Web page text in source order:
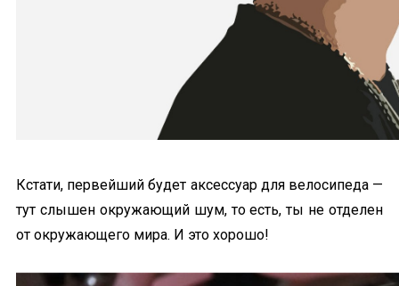
Кстати, первейший будет аксессуар для велосипеда —
тут слышен окружающий шум, то есть, ты не отделен
от окружающего мира. И это хорошо!